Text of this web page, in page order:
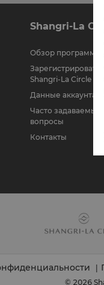
Shangri-La
Обзор программы
Shangri-La Circle
Данные аккаунта
Часто задаваемые
вопросы
Контакты
© 2026